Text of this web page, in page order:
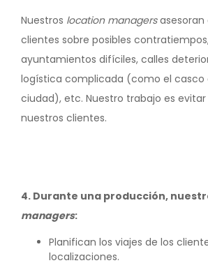
Nuestros location managersasesoran
clientes sobre posibles
ayuntamientos difíciles, calles
logística complicada (como el casco
ciudad), etc. Nuestro trabajo es evitar
nuestros clientes.
4. Durante una producción,
managers:
Planifican los viajes de los
localizaciones.